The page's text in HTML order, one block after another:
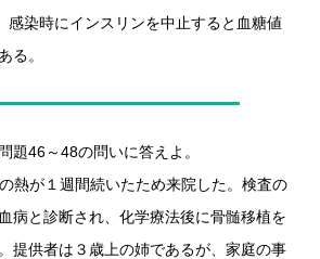
時にインスリンを中止すると血糖値
る。
題46～48の問いに答えよ。
熱が１週間続いたため来院した。検査の
病と診断され、化学療法後に骨髄移植を
提供者は３歳上の姉であるが、家庭の事